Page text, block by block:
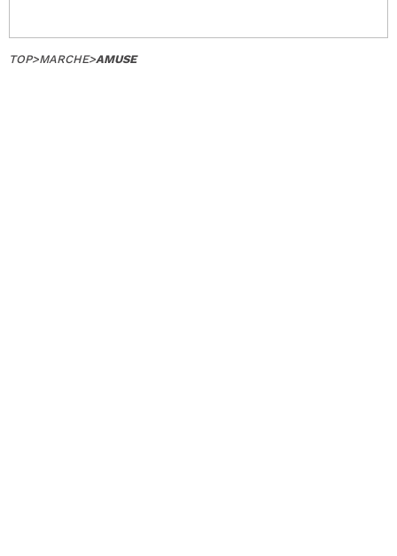
TOP>MARCHE>AMUSE